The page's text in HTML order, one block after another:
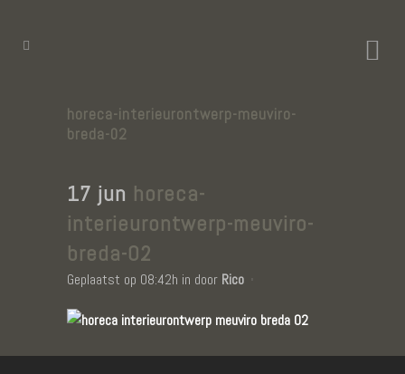
horeca-interieurontwerp-meuviro-
breda-02
17 jun horeca-
interieurontwerp-meuviro-
breda-02
Geplaatst op 08:42h in door Rico